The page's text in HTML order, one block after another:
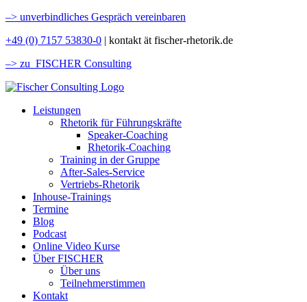
–> unverbindliches Gespräch vereinbaren
+49 (0) 7157 53830-0 | kontakt ät fischer-rhetorik.de
–> zu FISCHER Consulting
Leistungen
Rhetorik für Führungskräfte
Speaker-Coaching
Rhetorik-Coaching
Training in der Gruppe
After-Sales-Service
Vertriebs-Rhetorik
Inhouse-Trainings
Termine
Blog
Podcast
Online Video Kurse
Über FISCHER
Über uns
Teilnehmerstimmen
Kontakt